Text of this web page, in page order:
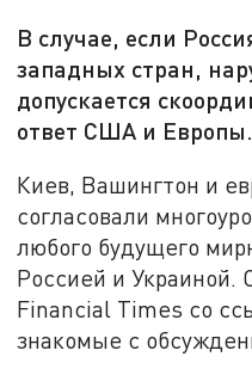
В случае, если
западных стран,
допускается
ответ США и Европы.
Киев, Вашингтон и
согласовали
любого будущего
Россией и Украиной.
Financial Times со
знакомые с